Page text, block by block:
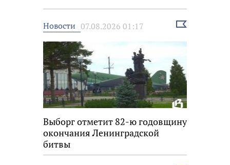
Новости 07.08.2026 01:17
Выбрать
Выборг отметит 82-ю годовщину
окончания Ленинградской
битвы